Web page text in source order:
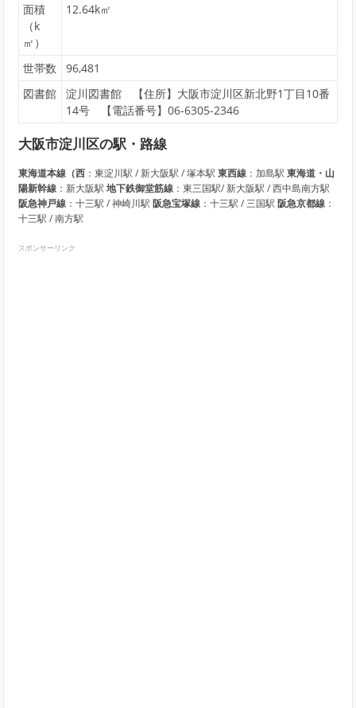
面積
（k
㎡）
12.64k㎡
世帯数
96,481
図書館
淀川図書館 【住所】大阪市淀川区新北野1丁目10番
14号 【電話番号】06-6305-2346
大阪市淀川区の駅・路線
東海道本線（西：東淀川駅 / 新大阪駅 / 塚本駅 東西線：加島駅 東海道・山
陽新幹線：新大阪駅 地下鉄御堂筋線：東三国駅/ 新大阪駅 / 西中島南方駅
阪急神戸線：十三駅 / 神崎川駅 阪急宝塚線：十三駅 / 三国駅 阪急京都線：
十三駅 / 南方駅
スポンサーリンク